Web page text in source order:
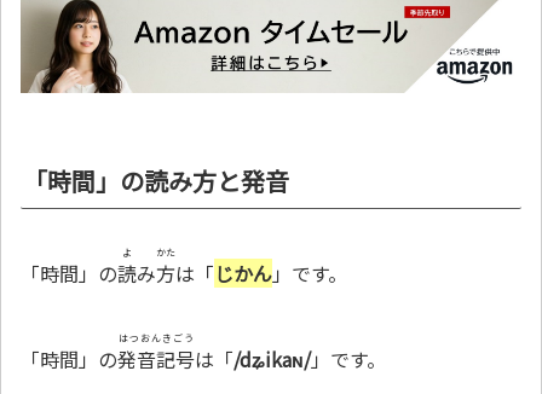
「時間」の読み方と発音
「時間」の読
よ
み方
かた
は「じかん」です。
「時間」の発音記号
はつおんきごう
は「/dʑikaɴ/」です。